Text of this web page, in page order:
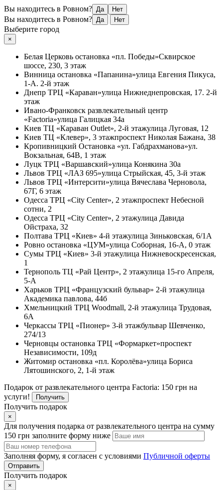
Вы находитесь в Ровном? Да Нет
Вы находитесь в Ровном? Да Нет
Выберите город
×
Белая Церковь остановка «пл. Победы»Сквирское
шоссе, 230, 3 этаж
Винница остановка «Папанина»улица Евгения Пикуса,
1-А. 2-й этаж
Днепр ТРЦ «Караван»улица Нижнеднепровская, 17. 2-й
этаж
Ивано-Франковск развлекательный центр
«Factoria»улица Галицкая 34а
Киев ТЦ «Караван Outlet», 2-й этажулица Луговая, 12
Киев ТЦ «Клевер», 3 этажпроспект Николая Бажана, 38
Кропивницкий Остановка «ул. Габдрахманова»ул.
Вокзальная, 64В, 1 этаж
Луцк ТРЦ «Варшавский»улица Конякина 30а
Львов ТРЦ «ЛАЗ 695»улица Стрыйская, 45, 3-й этаж
Львов ТРЦ «Интерсити»улица Вячеслава Черновола,
67Г, 6 этаж
Одесса ТРЦ «City Center», 2 этажпроспект Небесной
сотни, 2
Одесса ТРЦ «City Center», 2 этажулица Давида
Ойстраха, 32
Полтава ТРЦ «Киев» 4-й этажулица Зиньковская, 6/1А
Ровно остановка «ЦУМ»улица Соборная, 16-А, 0 этаж
Сумы ТРЦ «Киев» 3-й этажулица Нижневоскресенская,
1
Тернополь ТЦ «Рай Центр», 2 этажулица 15-го Апреля,
5-А
Харьков ТРЦ «Французский бульвар» 2-й этажулица
Академика павлова, 44б
Хмельницкий ТРЦ Woodmall, 2-й этажулица Трудовая,
6А
Черкассы ТРЦ «Пионер» 3-й этажбульвар Шевченко,
274/13
Черновцы остановка ТРЦ «Формаркет»проспект
Независимости, 109д
Житомир остановка «пл. Королёва»улица Бориса
Лятошинского, 2, 1-й этаж
Подарок от развлекательного центра Factoria: 150 грн на
услуги!
Получить
Получить подарок
×
Для получения подарка от развлекательного центра на сумму
150 грн заполните форму ниже
Заполняя форму, я согласен с условиями Публичной оферты
Отправить
Получить подарок
×